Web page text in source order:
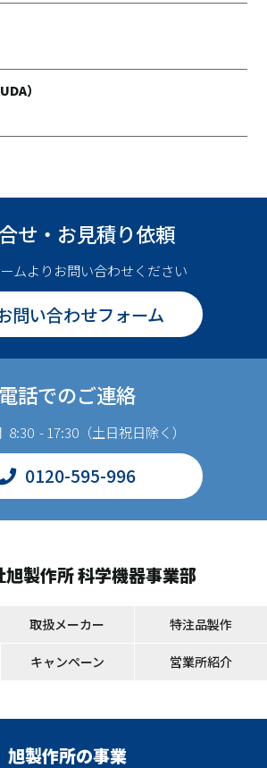
）
せ・お見積り依頼
ムよりお問い合わせください
問い合わせフォーム
電話でのご連絡
- 17:30（土日祝日除く）
0120-595-996
旭製作所 科学機器事業部
取扱メーカー 特注品製作
キャンペーン 営業所紹介
旭製作所の事業